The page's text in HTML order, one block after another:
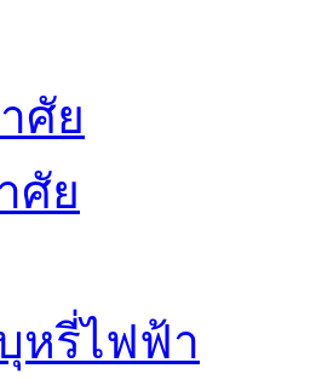
ศัย
ศัย
หรี่ไฟฟ้า